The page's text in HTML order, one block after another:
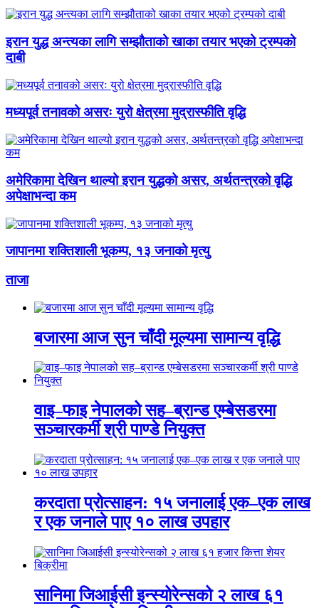
इरान युद्ध अन्त्यका लागि सम्झौताको खाका तयार भएको ट्रम्पको
दाबी
मध्यपूर्व तनावको असरः युरो क्षेत्रमा मुद्रास्फीति वृद्धि
अमेरिकामा देखिन थाल्यो इरान युद्धको असर, अर्थतन्त्रको वृद्धि
अपेक्षाभन्दा कम
जापानमा शक्तिशाली भूकम्प, १३ जनाको मृत्यु
ताजा
बजारमा आज सुन चाँदी मूल्यमा सामान्य वृद्धि
वाइ–फाइ नेपालको सह–ब्रान्ड एम्बेसडरमा
सञ्चारकर्मी श्री पाण्डे नियुक्त
करदाता प्रोत्साहन: १५ जनालाई एक–एक लाख
र एक जनाले पाए १० लाख उपहार
सानिमा जिआईसी इन्स्योरेन्सको २ लाख ६१